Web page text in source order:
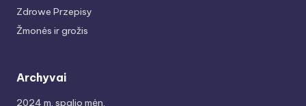
Zdrowe Przepisy
Žmonės ir grožis
Archyvai
2024 m. spalio mėn.